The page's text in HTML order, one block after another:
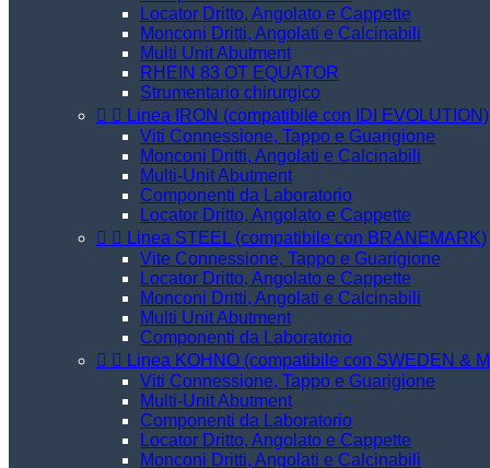
Locator Dritto, Angolato e Cappette
Monconi Dritti, Angolati e Calcinabili
Multi Unit Abutment
RHEIN 83 OT EQUATOR
Strumentario chirurgico
  Linea IRON (compatibile con IDI EVOLUTION)
Viti Connessione, Tappo e Guarigione
Monconi Dritti, Angolati e Calcinabili
Multi-Unit Abutment
Componenti da Laboratorio
Locator Dritto, Angolato e Cappette
  Linea STEEL (compatibile con BRANEMARK)
Vite Connessione, Tappo e Guarigione
Locator Dritto, Angolato e Cappette
Monconi Dritti, Angolati e Calcinabili
Multi Unit Abutment
Componenti da Laboratorio
  Linea KOHNO (compatibile con SWEDEN &
Viti Connessione, Tappo e Guarigione
Multi-Unit Abutment
Componenti da Laboratorio
Locator Dritto, Angolato e Cappette
Monconi Dritti, Angolati e Calcinabili